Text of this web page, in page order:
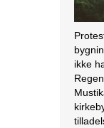
ikke